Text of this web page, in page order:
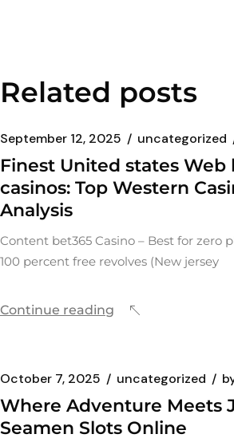
Related posts
September 12, 2025 uncategorized
Finest United states Web
casinos: Top Western
Analysis
Content bet365 Casino – Best for zero
100 percent free revolves (New jersey
Continue reading
October 7, 2025 uncategorized
Where Adventure Meets
Seamen Slots Online